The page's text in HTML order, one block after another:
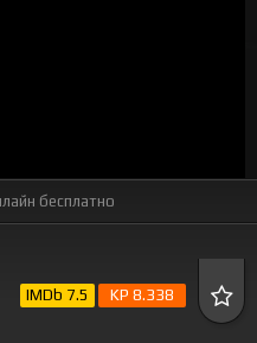
бесплатно
IMDb 7.5 KP 8.338